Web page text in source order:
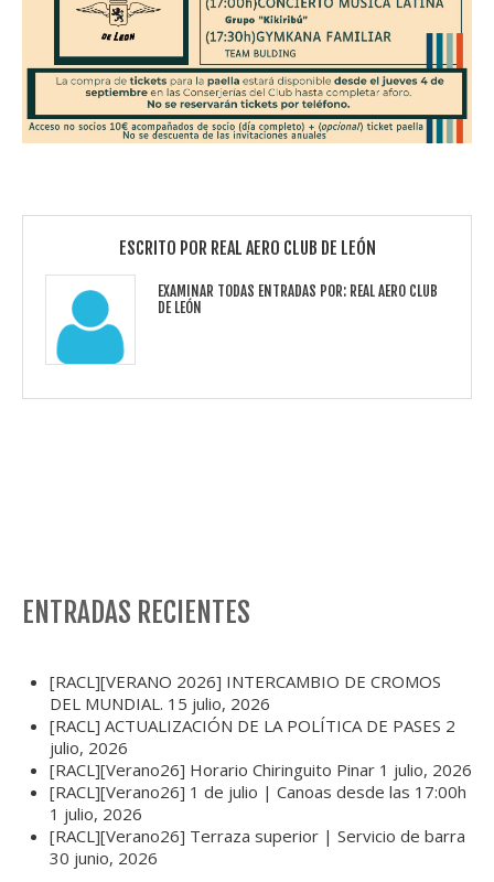
ESCRITO POR REAL AERO CLUB DE LEÓN
EXAMINAR TODAS ENTRADAS POR: REAL AERO CLUB
DE LEÓN
ENTRADAS RECIENTES
[RACL][VERANO 2026] INTERCAMBIO DE CROMOS
DEL MUNDIAL. 15 julio, 2026
[RACL] ACTUALIZACIÓN DE LA POLÍTICA DE PASES 2
julio, 2026
[RACL][Verano26] Horario Chiringuito Pinar 1 julio, 2026
[RACL][Verano26] 1 de julio | Canoas desde las 17:00h
1 julio, 2026
[RACL][Verano26] Terraza superior | Servicio de barra
30 junio, 2026